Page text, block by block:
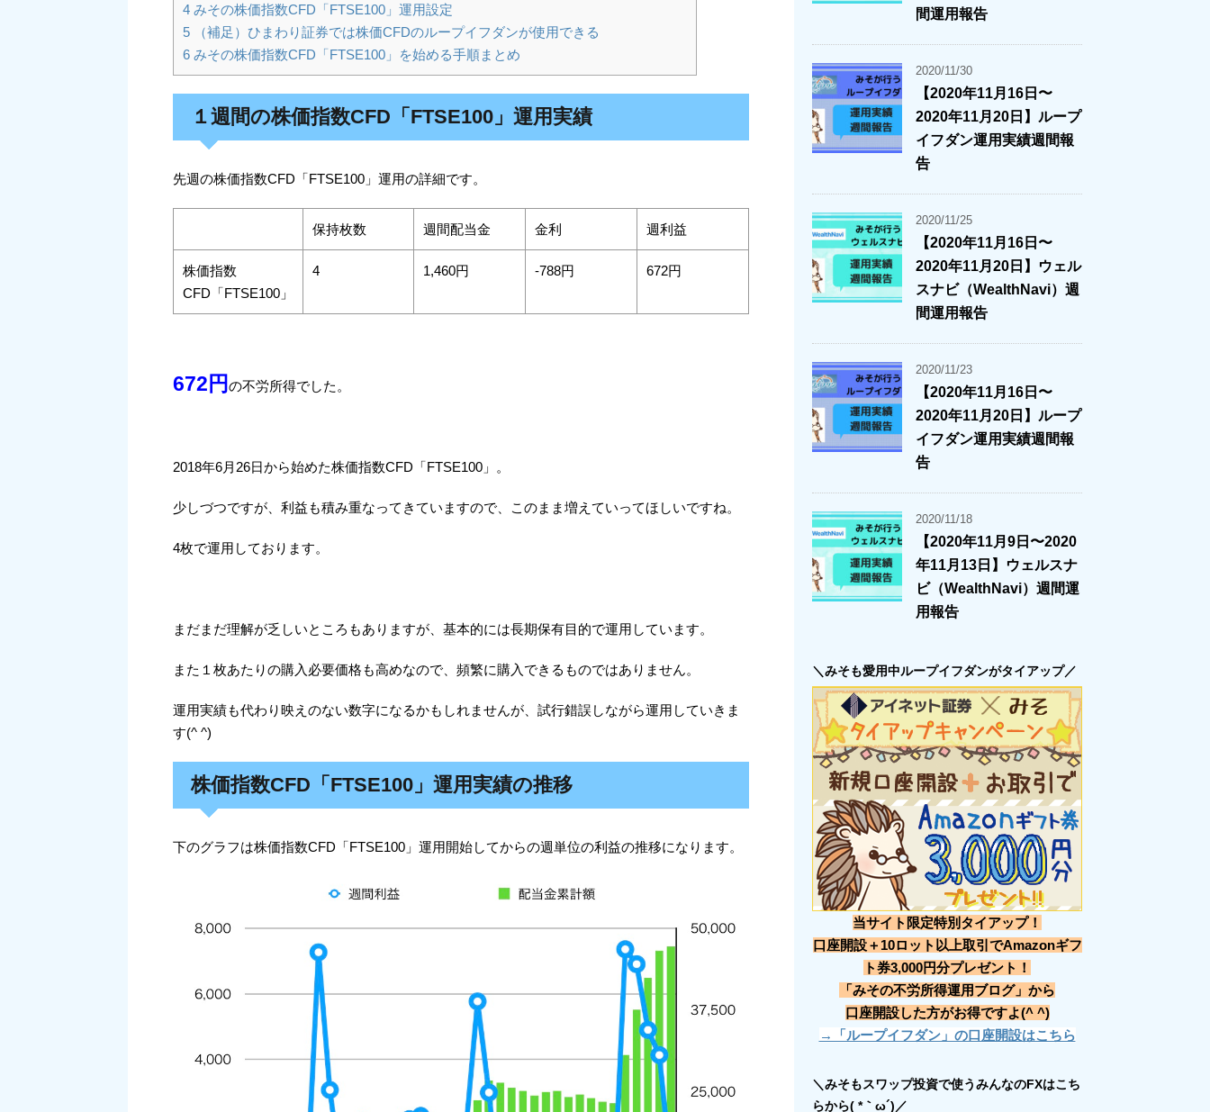
4 みその株価指数CFD「FTSE100」運用設定
5 （補足）ひまわり証券では株価CFDのループイフダンが使用できる
6 みその株価指数CFD「FTSE100」を始める手順まとめ
１週間の株価指数CFD「FTSE100」運用実績
先週の株価指数CFD「FTSE100」運用の詳細です。
保持枚数 週間配当金 金利 週利益
株価指数
CFD「FTSE100」
4 1,460円 -788円 672円
672円 の不労所得でした。
2018年6月26日から始めた株価指数CFD「FTSE100」。
少しづつですが、利益も積み重なってきていますので、このまま増えていってほしいですね。
4枚で運用しております。
まだまだ理解が乏しいところもありますが、基本的には長期保有目的で運用しています。
また１枚あたりの購入必要価格も高めなので、頻繁に購入できるものではありません。
運用実績も代わり映えのない数字になるかもしれませんが、試行錯誤しながら運用していきま
す(^ ^)
株価指数CFD「FTSE100」運用実績の推移
下のグラフは株価指数CFD「FTSE100」運用開始してからの週単位の利益の推移になります。
間運用報告
2020/11/30
【2020年11月16日〜
2020年11月20日】ループ
イフダン運用実績週間報
告
2020/11/25
【2020年11月16日〜
2020年11月20日】ウェル
スナビ（WealthNavi）週
間運用報告
2020/11/23
【2020年11月16日〜
2020年11月20日】ループ
イフダン運用実績週間報
告
2020/11/18
【2020年11月9日〜2020
年11月13日】ウェルスナ
ビ（WealthNavi）週間運
用報告
＼みそも愛用中ループイフダンがタイアップ／
当サイト限定特別タイアップ！
口座開設＋10ロット以上取引でAmazonギフ
ト券3,000円分プレゼント！
「みその不労所得運用ブログ」から
口座開設した方がお得ですよ(^ ^)
→「ループイフダン」の口座開設はこちら
＼みそもスワップ投資で使うみんなのFXはこち
らから( *｀ω´)／